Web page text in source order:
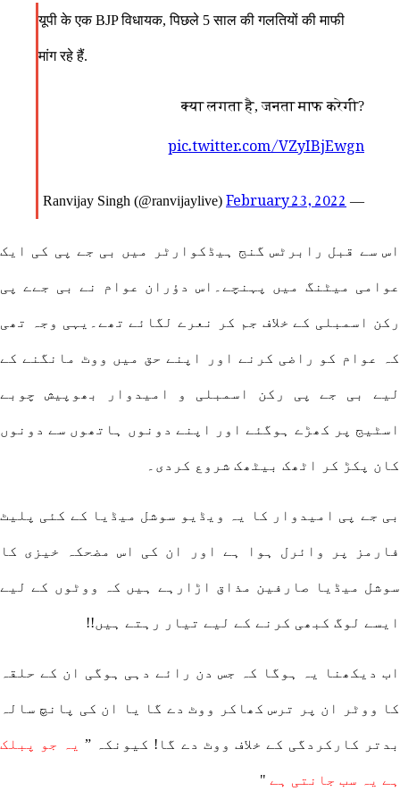
यूपी के एक BJP विधायक, पिछले 5 साल की गलतियों की माफी
मांग रहे हैं.
क्या लगता है, जनता माफ करेगी?
pic.twitter.com/VZyIBjEwgn
— Ranvijay Singh (@ranvijaylive)
February 23, 2022
اس سے قبل رابرٹس گنج ہیڈکوارٹر میں بی جے پی کی ایک
عوامی میٹنگ میں پہنچے۔اس دؤران عوام نے بی جےے پی
رکن اسمبلی کے خلاف جم کر نعرے لگائے تھے۔یہی وجہ تھی
کہ عوام کو راضی کرنے اور اپنے حق میں ووٹ مانگنے کے
لیے بی جے پی رکن اسمبلی و امیدوار بھوپیش چوبے
اسٹیج پر کھڑے ہوگئے اور اپنے دونوں ہاتھوں سے دونوں
کان پکڑ کر اٹھک بیٹھک شروع کردی۔
بی جے پی امیدوار کا یہ ویڈیو سوشل میڈیا کے کئی پلیٹ
فارمز پر وائرل ہوا ہے اور ان کی اس مضحکہ خیزی کا
سوشل میڈیا صارفین مذاق اڑارہے ہیں کہ ووٹوں کے لیے
ایسے لوگ کبھی کرنے کے لیے تیار رہتے ہیں!!
اب دیکھنا یہ ہوگا کہ جس دن رائے دہی ہوگی ان کے حلقہ
کا ووٹر ان پر ترس کھاکر ووٹ دے گا یا ان کی پانچ سالہ
بدتر کارکردگی کے خلاف ووٹ دے گا! کیونکہ ” یہ جو پبلک
ہے یہ سب جانتی ہے "